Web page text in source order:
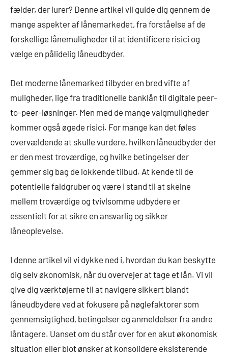
fælder, der lurer? Denne artikel vil guide dig gennem de
mange aspekter af lånemarkedet, fra forståelse af de
forskellige lånemuligheder til at identificere risici og
vælge en pålidelig låneudbyder.
Det moderne lånemarked tilbyder en bred vifte af
muligheder, lige fra traditionelle banklån til digitale peer-
to-peer-løsninger. Men med de mange valgmuligheder
kommer også øgede risici. For mange kan det føles
overvældende at skulle vurdere, hvilken låneudbyder der
er den mest troværdige, og hvilke betingelser der
gemmer sig bag de lokkende tilbud. At kende til de
potentielle faldgruber og være i stand til at skelne
mellem troværdige og tvivlsomme udbydere er
essentielt for at sikre en ansvarlig og sikker
låneoplevelse.
I denne artikel vil vi dykke ned i, hvordan du kan beskytte
dig selv økonomisk, når du overvejer at tage et lån. Vi vil
give dig værktøjerne til at navigere sikkert blandt
låneudbydere ved at fokusere på nøglefaktorer som
gennemsigtighed, betingelser og anmeldelser fra andre
låntagere. Uanset om du står over for en akut økonomisk
situation eller blot ønsker at konsolidere eksisterende